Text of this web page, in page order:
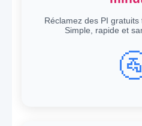
Réclamez des PI gratuits
Simple, rapide et